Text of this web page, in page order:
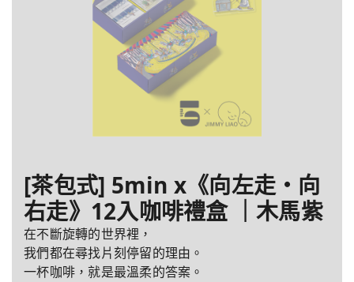
[茶包式] 5min x《向左走・向
右走》12入咖啡禮盒 ｜木馬紫
在不斷旋轉的世界裡，
我們都在尋找片刻停留的理由。
一杯咖啡，就是最溫柔的答案。